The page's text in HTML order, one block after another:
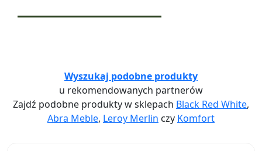
Wyszukaj podobne produkty
u rekomendowanych partnerów
Zajdź podobne produkty w sklepach Black Red White,
Abra Meble, Leroy Merlin czy Komfort